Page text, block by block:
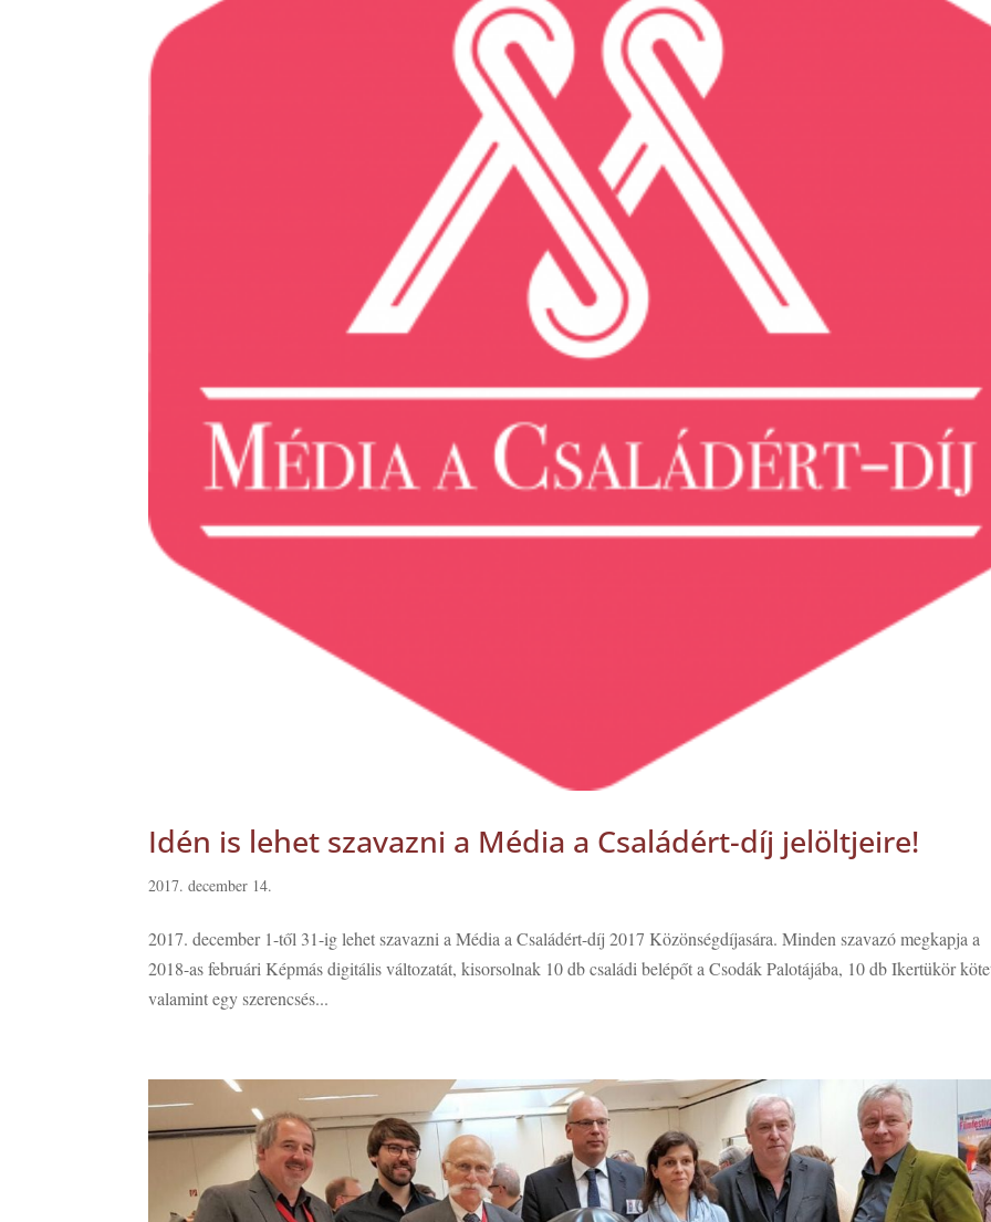
Idén is lehet szavazni a Média a Családért-díj jelöltjeire!
2017. december 14.
2017. december 1-től 31-ig lehet szavazni a Média a Családért-díj 2017 Közönségdíjasára. Minden szavazó megkapja a
2018-as februári Képmás digitális változatát, kisorsolnak 10 db családi belépőt a Csodák Palotájába, 10 db Ikertükör
valamint egy szerencsés...